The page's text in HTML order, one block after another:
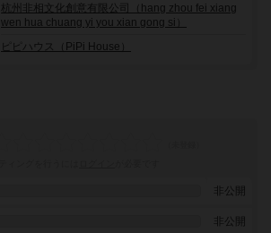
杭州非相文化創意有限公司（hang zhou fei xiang
wen hua chuang yi you xian gong si）
ピピハウス（PiPi House）
非公開
非公開